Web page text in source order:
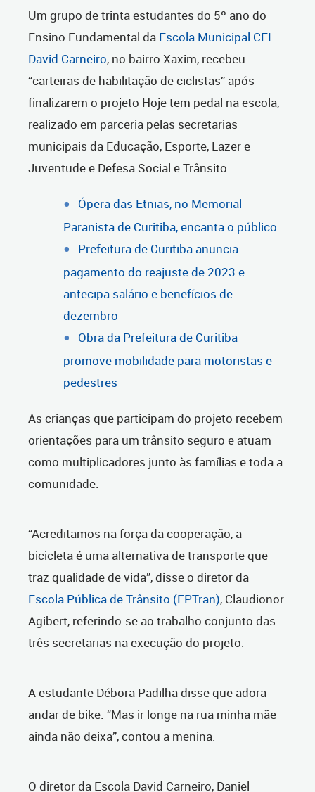
Um grupo de trinta estudantes do 5º ano do
Ensino Fundamental da Escola Municipal CEI
David Carneiro, no bairro Xaxim, recebeu
“carteiras de habilitação de ciclistas” após
finalizarem o projeto Hoje tem pedal na escola,
realizado em parceria pelas secretarias
municipais da Educação, Esporte, Lazer e
Juventude e Defesa Social e Trânsito.
Ópera das Etnias, no Memorial
Paranista de Curitiba, encanta o público
Prefeitura de Curitiba anuncia
pagamento do reajuste de 2023 e
antecipa salário e benefícios de
dezembro
Obra da Prefeitura de Curitiba
promove mobilidade para motoristas e
pedestres
As crianças que participam do projeto recebem
orientações para um trânsito seguro e atuam
como multiplicadores junto às famílias e toda a
comunidade.
“Acreditamos na força da cooperação, a
bicicleta é uma alternativa de transporte que
traz qualidade de vida”, disse o diretor da
Escola Pública de Trânsito (EPTran), Claudionor
Agibert, referindo-se ao trabalho conjunto das
três secretarias na execução do projeto.
A estudante Débora Padilha disse que adora
andar de bike. “Mas ir longe na rua minha mãe
ainda não deixa”, contou a menina.
O diretor da Escola David Carneiro, Daniel